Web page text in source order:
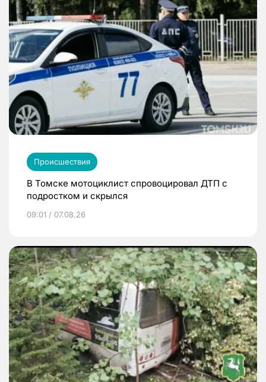
Происшествия
В Томске мотоциклист спровоцировал ДТП с
подростком и скрылся
09:01 / 07.08.26